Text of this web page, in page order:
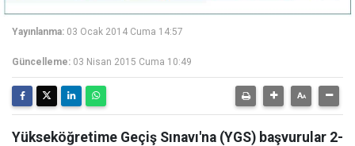
Yayınlanma: 03 Ocak 2014 Cuma 14:57
Güncelleme: 03 Nisan 2015 Cuma 10:49
Yükseköğretime Geçiş Sınavı'na (YGS) başvurular 2-